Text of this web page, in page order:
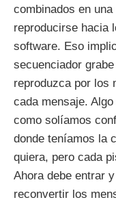
combinados en
reproducirse hacia
software. Eso
secuenciador
reproduzca por los
cada mensaje.
como solíamos
donde teníamos la
quiera, pero cada
Ahora debe entrar
reconvertir los